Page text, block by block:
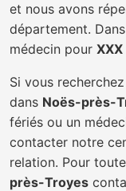
et nous avons
département. Dans
médecin pour XXX
Si vous
dans Noës-près-
fériés ou un
contacter notre
relation. Pour
près-Troyes